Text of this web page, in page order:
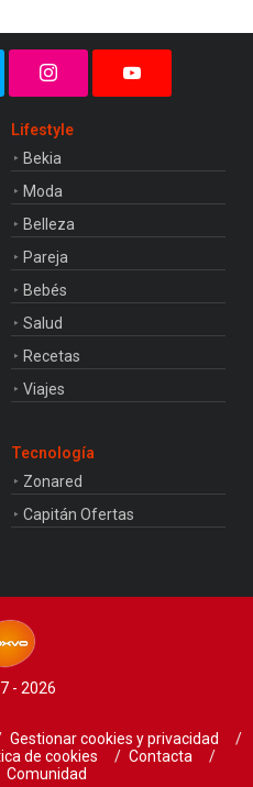
Lifestyle
Bekia
Moda
Belleza
Pareja
Bebés
Salud
Recetas
Viajes
Tecnología
Zonared
Capitán Ofertas
- 2026
Gestionar cookies y privacidad
de cookies
Contacta
Comunidad